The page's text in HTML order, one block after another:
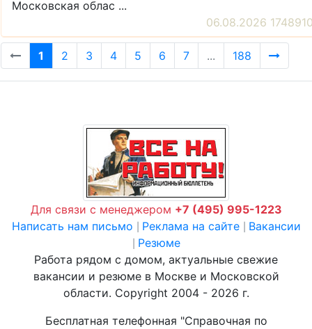
Московская облас ...
06.08.2026
1 2 3 4 5 6 7 ... 188
Для связи с менеджером +7 (495) 995-1223
Написать нам письмо
Реклама на сайте Вакансии
Резюме
Работа рядом с домом, актуальные свежие
вакансии и резюме в Москве и Московской
области. Copyright 2004 - 2026 г.
Бесплатная телефонная "Справочная по